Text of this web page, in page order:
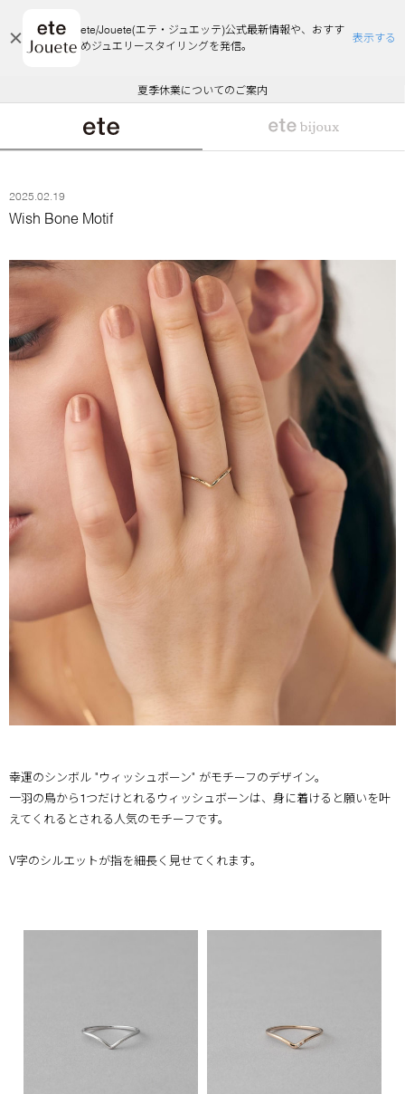
ete/Jouete(エテ・ジュエッテ)公式最新情報や、おすす
めジュエリースタイリングを発信。
表示する
エコラッピング及びエコポイント付与のご案内
ご注文いただいたお品物のお届け状況について
夏季休業についてのご案内
WEB Limited Items >>
採用のご案内
悪質な偽サイトにご注意ください
エコラッピング及びエコポイント付与のご案内
ご注文いただいたお品物のお届け状況について
2025.02.19
Wish Bone Motif
幸運のシンボル "ウィッシュボーン" がモチーフのデザイン。
一羽の鳥から1つだけとれるウィッシュボーンは、身に着けると願いを叶
えてくれるとされる人気のモチーフです。
V字のシルエットが指を細長く見せてくれます。